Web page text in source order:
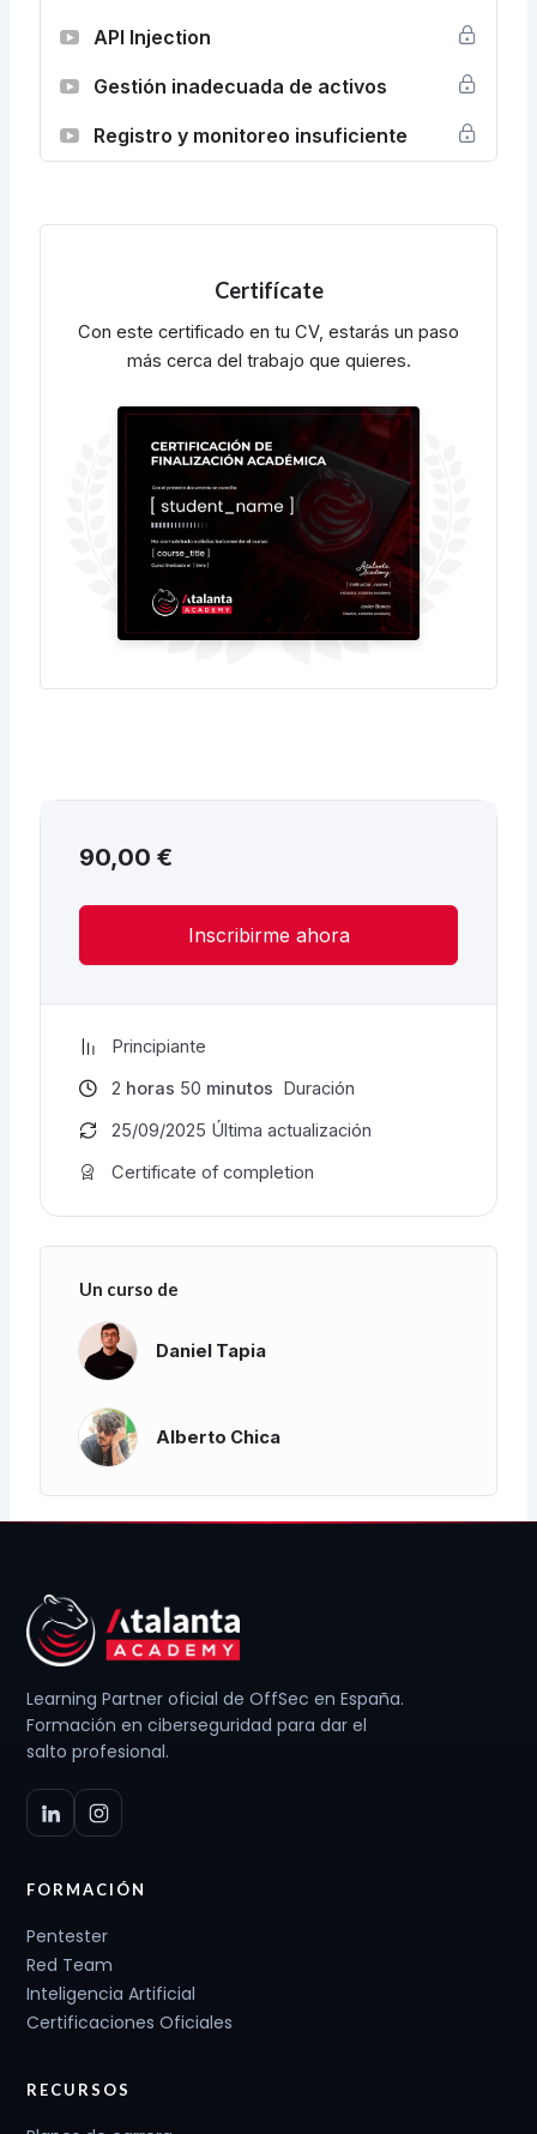
API Injection
Gestión inadecuada de activos
Registro y monitoreo insuficiente
Certifícate
Con este certificado en tu CV, estarás un paso
más cerca del trabajo que quieres.
90,00€
Inscribirme ahora
Principiante
2 horas 50 minutos Duración
25/09/2025 Última actualización
Certificate of completion
Un curso de
Daniel Tapia
Alberto Chica
Learning Partner oficial de OffSec en España.
Formación en ciberseguridad para dar el
salto profesional.
FORMACIÓN
Pentester
Red Team
Inteligencia Artificial
Certificaciones Oficiales
RECURSOS